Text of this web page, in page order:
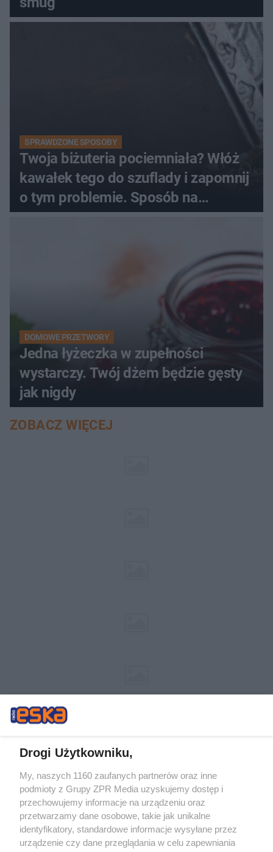
SPRAWDZONE SPOSOBY
Twoja biżuteria pociemniała? Włóż
kawałek tego do szuflady i zapomnij
o tym problemie. Sposób na
pociemniałą biżuterię
DOMOWE PRZETWORY
Jedna łyżeczka w zupełności
wystarczy. Twój dżem będzie gęsty
jak nigdy
ZOBACZ WIĘCEJ
Żaden utwór zamieszczony w serwisie nie może być powielany i
rozpowszechniany lub dalej rozpowszechniany w jakikolwiek sposób (w
tym także elektroniczny lub mechaniczny) na jakimkolwiek polu
eksploatacji w jakiejkolwiek formie, włącznie z umieszczaniem w Internecie
bez pisemnej zgody właściciela praw. Jakiekolwiek użycie lub
wykorzystanie utworów w całości lub w części z naruszeniem prawa, tzn.
bez właściwej zgody, jest zabronione pod groźbą kary i może być ścigane
prawnie.
Drogi Użytkowniku,
My, naszych 1160 zaufanych partnerów oraz inne
podmioty z Grupy ZPR Media uzyskujemy dostęp i
przechowujemy informacje na urządzeniu oraz
przetwarzamy dane osobowe, takie jak unikalne
identyfikatory, standardowe informacje wysyłane przez
urządzenie czy dane przeglądania w celu zapewniania